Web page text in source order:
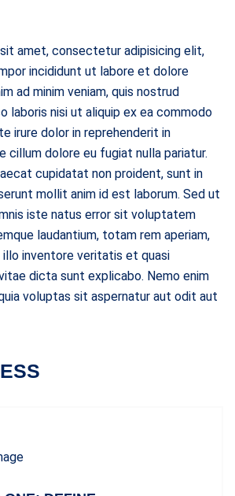
amet, consectetur adipisicing elit,
incididunt ut labore et dolore
ad minim veniam, quis nostrud
laboris nisi ut aliquip ex ea commodo
irure dolor in reprehenderit in
cillum dolore eu fugiat nulla pariatur.
cupidatat non proident, sunt in
mollit anim id est laborum. Sed ut
iste natus error sit voluptatem
laudantium, totam rem aperiam,
illo inventore veritatis et quasi
dicta sunt explicabo. Nemo enim
voluptas sit aspernatur aut odit aut